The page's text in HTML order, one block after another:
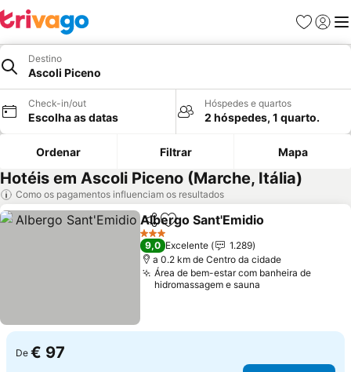
Favoritos
Iniciar
Destino
Ascoli Piceno
Check-in/out
Escolha as datas
Hóspedes e quartos
2 hóspedes, 1 quarto.
Ordenar Filtrar Mapa
Hotéis em Ascoli Piceno (Marche, Itália)
Como os pagamentos influenciam os resultados
PartilharAdicionar aos favoritos
Albergo Sant'Emidio
3 Estrelas
9,0 Excelente
1.289
a 0.2 km de Centro da cidade
Área de bem-estar com banheira de
hidromassagem e sauna
De € 97